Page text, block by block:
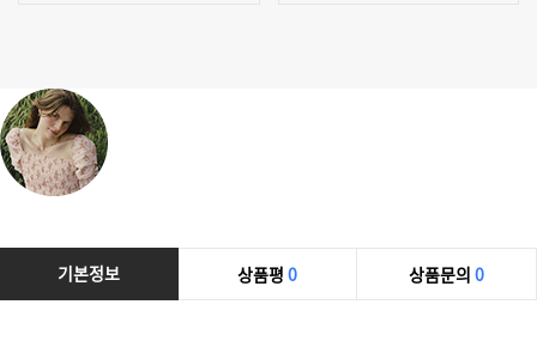
기본정보 상품평 0 상품문의 0